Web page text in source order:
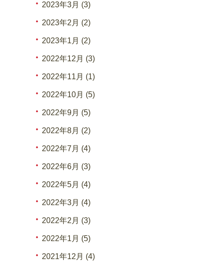
2023年3月 (3)
2023年2月 (2)
2023年1月 (2)
2022年12月 (3)
2022年11月 (1)
2022年10月 (5)
2022年9月 (5)
2022年8月 (2)
2022年7月 (4)
2022年6月 (3)
2022年5月 (4)
2022年3月 (4)
2022年2月 (3)
2022年1月 (5)
2021年12月 (4)